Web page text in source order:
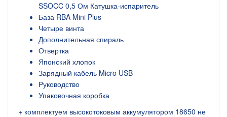
SSOCC 0,5 Ом Катушка-испаритель
База RBA Mini Plus
Четыре винта
Дополнительная спираль
Отвертка
Японский хлопок
Зарядный кабель Micro USB
Руководство
Упаковочная коробка
+ комплектуем высокотоковым аккумулятором 18650 не